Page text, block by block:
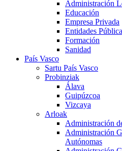
Administración
Educación
Empresa Privada
Entidades
Formación
Sanidad
País Vasco
Sartu País Vasco
Probinziak
Álava
Guipúzcoa
Vizcaya
Arloak
Administración
Administración
Autónomas